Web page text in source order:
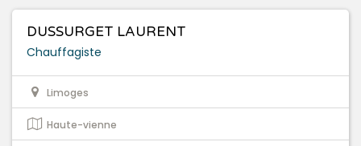
DUSSURGET LAURENT
Chauffagiste
Limoges
Haute-vienne